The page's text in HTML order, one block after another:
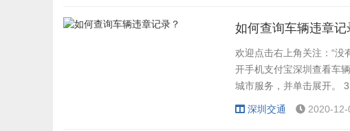
如何查询车辆违章记
欢迎点击右上角关注：“没
开手机支付宝深圳查看车
城市服务，并单击展开。
车辆的车牌号码和车号。
深圳交通 2020-12-